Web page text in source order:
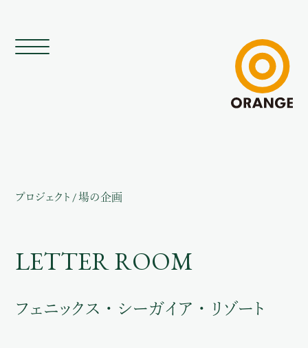
プロジェクト /場の企画
LETTER ROOM
フェニックス・シーガイア・リゾート